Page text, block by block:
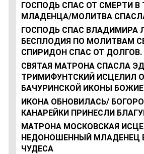
ГОСПОДЬ СПАС ОТ СМЕРТИ
МЛАДЕНЦА/МОЛИТВА
ГОСПОДЬ СПАС ВЛАДИМИРА
БЕСПЛОДИЯ ПО МОЛИТВАМ
СПИРИДОН СПАС ОТ
СВЯТАЯ МАТРОНА СПАСЛА
ТРИМИФУНТСКИЙ ИСЦЕЛИЛ
БАЧУРИНСКОЙ ИКОНЫ
ИКОНА ОБНОВИЛАСЬ/
КАНАРЕЙКИ ПРИНЕСЛИ
МАТРОНА МОСКОВСКАЯ
НЕДОНОШЕННЫЙ МЛАДЕНЕЦ
ЧУДЕСА